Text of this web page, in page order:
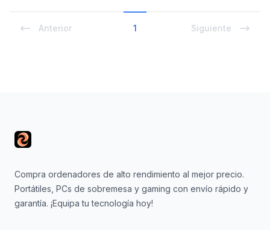
Anterior 1 Siguiente
Compra ordenadores de alto rendimiento al mejor precio.
Portátiles, PCs de sobremesa y gaming con envío rápido y
garantía. ¡Equipa tu tecnología hoy!